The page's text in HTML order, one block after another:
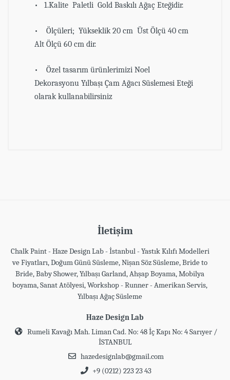
• 1.Kalite Paletli Gold Baskılı Ağaç Eteğidir.
• Ölçüleri; Yükseklik 20 cm Üst Ölçü 40 cm
Alt Ölçü 60 cm dir.
• Özel tasarım ürünlerimizi Noel
Dekorasyonu Yılbaşı Çam Ağacı Süslemesi Eteği
olarak kullanabilirsiniz
İletişim
Chalk Paint - Haze Design Lab - İstanbul - Yastık Kılıfı Modelleri
ve Fiyatları, Doğum Günü Süsleme, Nişan Söz Süsleme, Bride to
Bride, Baby Shower, Yılbaşı Garland, Ahşap Boyama, Mobilya
boyama, Sanat Atölyesi, Workshop - Runner - Amerikan Servis,
Yılbaşı Ağaç Süsleme
Haze Design Lab
Rumeli Kavağı Mah. Liman Cad. No: 48 İç Kapı No: 4 Sarıyer /
İSTANBUL
hazedesignlab@gmail.com
+9 (0212) 223 23 43